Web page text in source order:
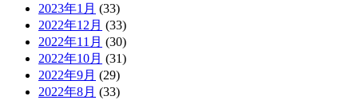
2023年1月 (33)
2022年12月 (33)
2022年11月 (30)
2022年10月 (31)
2022年9月 (29)
2022年8月 (33)